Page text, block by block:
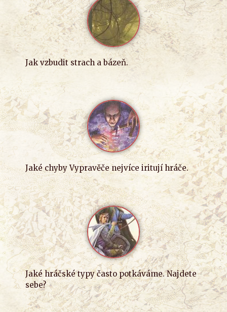
Jak vzbudit strach a bázeň.
Jaké chyby Vypravěče nejvíce iritují hráče.
Jaké hráčské typy často potkáváme. Najdete
sebe?